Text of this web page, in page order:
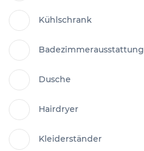
Kühlschrank
Badezimmerausstattung
Dusche
Hairdryer
Kleiderständer